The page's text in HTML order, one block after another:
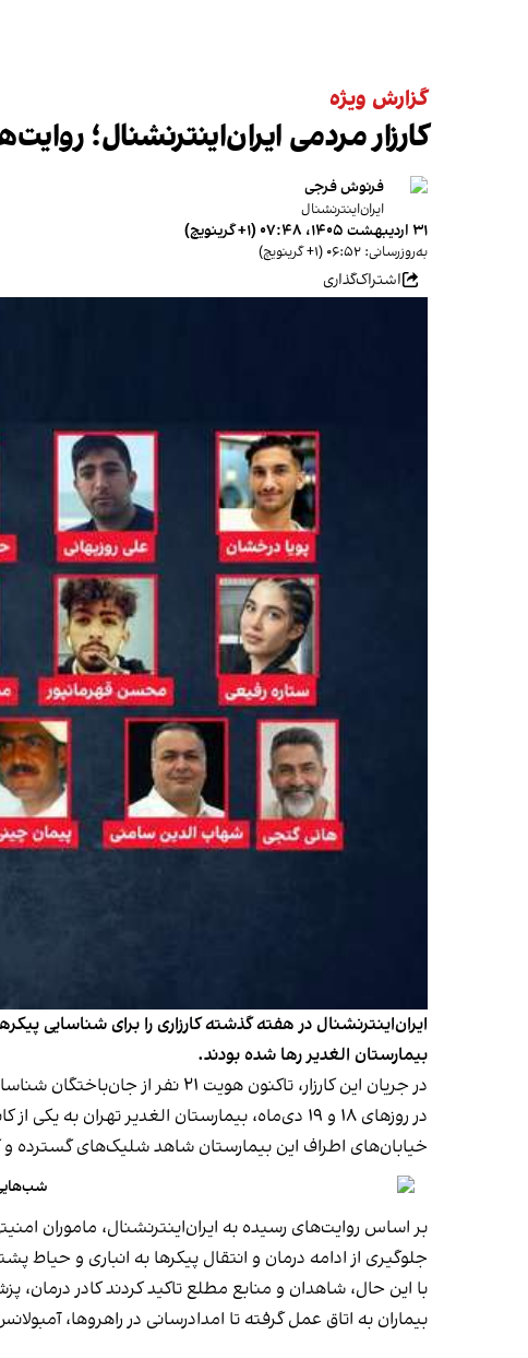
گزارش ویژه
کارزار مردمی ایران‌اینترنشنال؛
فرنوش فرجی
ایران‌اینترنشنال
۳۱ اردیبهشت ۱۴۰۵، ۰۷:۴۸ (‎+۱ گرینویچ)
به‌روزرسانی: ۰۶:۵۲ (‎+۱ گرینویچ)
اشتراک‌گذاری
ایران‌اینترنشنال در هفته گذشته کارزاری را برای شناسایی
بیمارستان الغدیر رها شده بودند.
در جریان این کارزار، تاکنون هویت ۲۱ نفر از جان‌باختگان شناسایی شده. افرادی که هر کدام روایت و سرگذشت متفاوتی دارند.
در روزهای ۱۸ و ۱۹ دی‌ماه، بیمارستان الغدیر
خیابان‌های اطراف این بیمارستان شاهد شلیک‌های گسترده
بر اساس روایت‌های رسیده به ایران‌اینترنشنال، ماموران
جلوگیری از ادامه درمان و انتقال پیکرها به انباری و
با این حال، شاهدان و منابع مطلع تاکید کردند کادر درمان،
بیماران به اتاق عمل گرفته تا امدادرسانی در راهروها،